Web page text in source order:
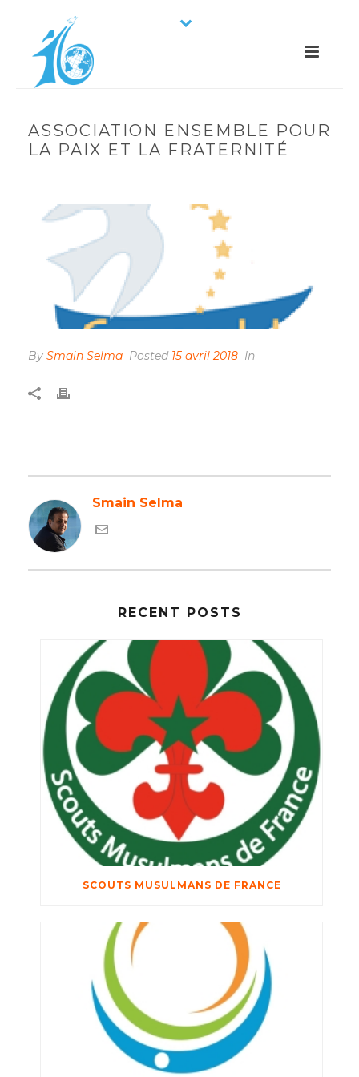
ASSOCIATION ENSEMBLE POUR
LA PAIX ET LA FRATERNITÉ
By Smain Selma Posted 15 avril 2018 In
Smain Selma
RECENT POSTS
SCOUTS MUSULMANS DE FRANCE